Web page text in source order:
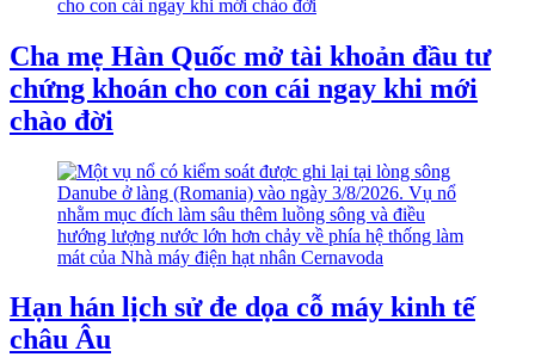
Cha mẹ Hàn Quốc mở tài khoản đầu tư
chứng khoán cho con cái ngay khi mới
chào đời
Hạn hán lịch sử đe dọa cỗ máy kinh tế
châu Âu